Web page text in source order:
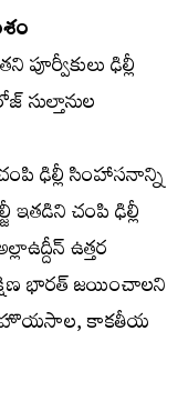
ఢిల్లీ
సుల్తానుల
ఢిల్లీ సింహాసనాన్ని
ఇతడిని చంపి ఢిల్లీ
ఉత్తర
భారత్ జయించాలని
హొయసాల, కాకతీయ